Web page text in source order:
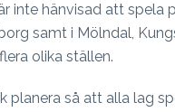
inte hänvisad att
samt i Mölndal,
olika ställen.
planera så att alla lag